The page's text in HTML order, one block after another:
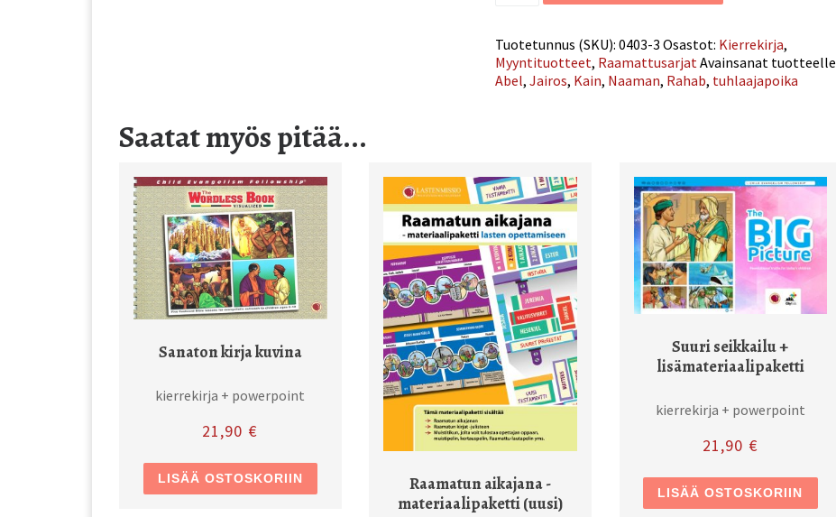
Tuotetunnus (SKU):0403-3 Osastot: Kierrekirja,
Myyntituotteet, Raamattusarjat Avainsanat tuotteelle
Abel,Jairos, Kain, Naaman, Rahab, tuhlaajapoika
Saatat myös pitää...
Sanaton kirja kuvina
kierrekirja + powerpoint
21,90€
LISÄÄ OSTOSKORIIN
Raamatun aikajana -
materiaalipaketti (uusi)
Suuri seikkailu +
lisämateriaalipaketti
kierrekirja + powerpoint
21,90 €
LISÄÄ OSTOSKORIIN